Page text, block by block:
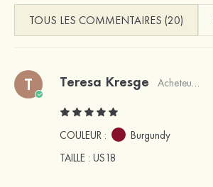
TOUS LES COMMENTAIRES (20)
T Teresa Kresge Acheteur vérifié
COULEUR :
Burgundy
TAILLE : US18